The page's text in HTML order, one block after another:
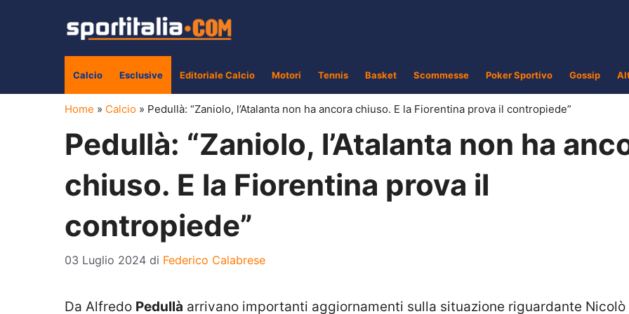
Calcio Esclusive Editoriale Calcio Motori Tennis Basket Scommesse Poker Sportivo Gossip
Home » Calcio » Pedullà: “Zaniolo, l’Atalanta non ha ancora chiuso. E la Fiorentina prova il contropiede”
Pedullà: “Zaniolo, l’Atalanta non ha
chiuso. E la Fiorentina prova il
contropiede”
03 Luglio 2024 di Federico Calabrese
Da Alfredo Pedullà arrivano importanti aggiornamenti sulla situazione riguardante Nicolò